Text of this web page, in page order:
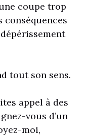
coupe trop
tout son sens.
appel à des
vous d’un
moi,